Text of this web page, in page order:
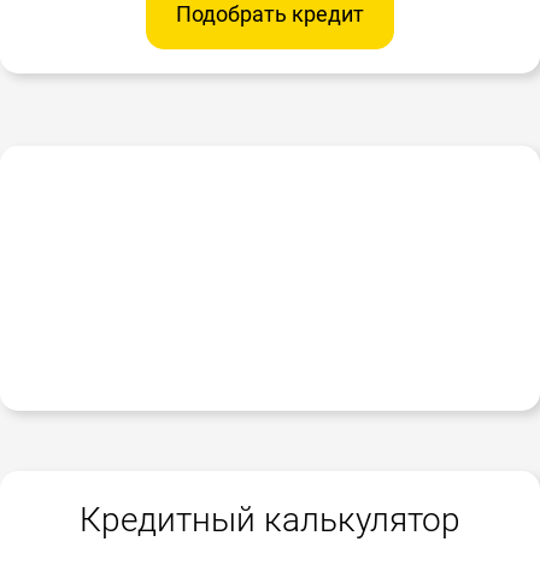
Подобрать кредит
Кредитный калькулятор